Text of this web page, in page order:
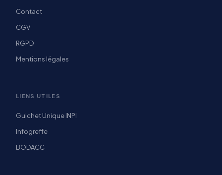
Contact
CGV
RGPD
Mentions légales
LIENS UTILES
Guichet Unique INPI
Infogreffe
BODACC